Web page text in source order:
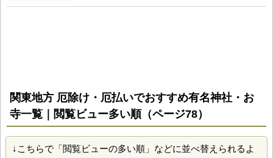
関東地方 厄除け・厄払いでおすすめ有名神社・お
寺一覧｜閲覧ビュー多い順（ページ78）
↓こちらで「閲覧ビューの多い順」などに並べ替えられるよ